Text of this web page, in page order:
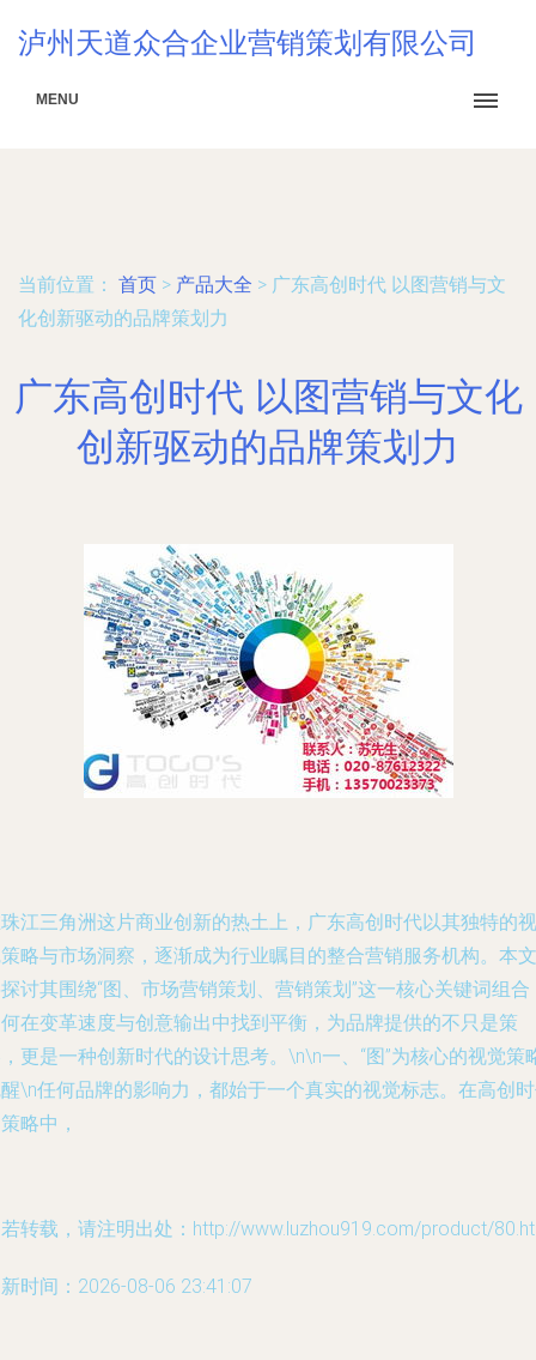
泸州天道众合企业营销策划有限公司
MENU
当前位置： 首页 > 产品大全 > 广东高创时代 以图营销与文
化创新驱动的品牌策划力
广东高创时代 以图营销与文化
创新驱动的品牌策划力
江三角洲这片商业创新的热土上，广东高创时代以其独特的视
略与市场洞察，逐渐成为行业瞩目的整合营销服务机构。本文
讨其围绕“图、市场营销策划、营销策划”这一核心关键词组合
在变革速度与创意输出中找到平衡，为品牌提供的不只是策
更是一种创新时代的设计思考。\n\n一、“图”为核心的视觉策
\n任何品牌的影响力，都始于一个真实的视觉标志。在高创
略中，
转载，请注明出处：http://www.luzhou919.com/product/
时间：2026-08-06 23:41:07